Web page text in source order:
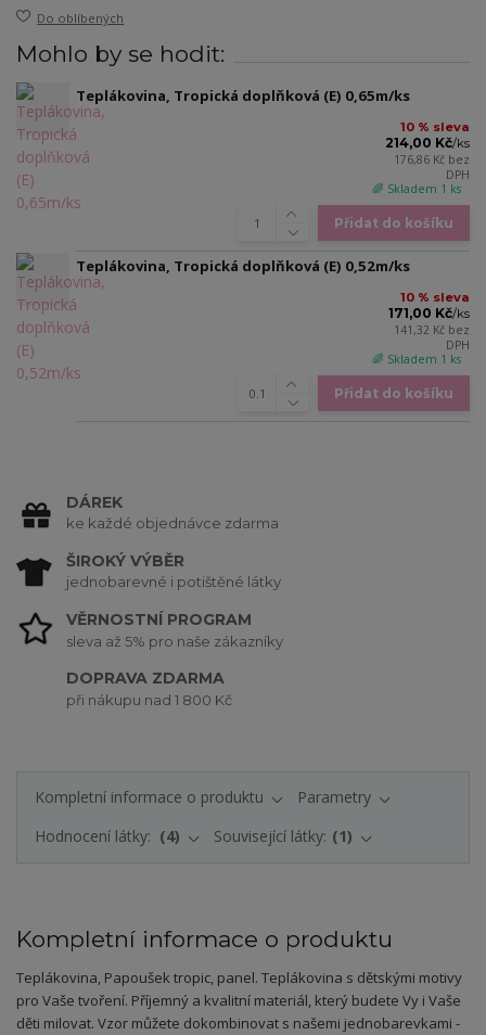
Do oblíbených
Mohlo by se hodit:
Teplákovina, Tropická doplňková (E) 0,65m/ks
10 % sleva
214,00 Kč/ks
176,86 Kč bez
DPH
🌈 Skladem 1 ks
Přidat do košíku
Teplákovina, Tropická doplňková (E) 0,52m/ks
10 % sleva
171,00 Kč/ks
141,32 Kč bez
DPH
🌈 Skladem 1 ks
Přidat do košíku
DÁREK
ke každé objednávce zdarma
ŠIROKÝ VÝBĚR
jednobarevné i potištěné látky
VĚRNOSTNÍ PROGRAM
sleva až 5% pro naše zákazníky
DOPRAVA ZDARMA
při nákupu nad 1 800 Kč
Kompletní informace o produktu
Parametry
Hodnocení látky:
4 Související látky: 1
Kompletní informace o produktu
Teplákovina, Papoušek tropic, panel. Teplákovina s dětskými motivy
pro Vaše tvoření. Příjemný a kvalitní materiál, který budete Vy i Vaše
děti milovat. Vzor můžete dokombinovat s našemi jednobarevkami -